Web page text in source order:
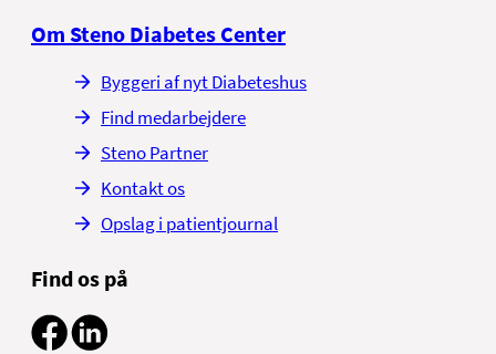
NordDanmarks EU-kontor om at tiltrække
internationale projekter og forskning til
Danmark.
Et eksempel er Joint Action digitally-
(JADECARE), som består af 31 forskellige
sundhedsaktører fra 19 europæiske lande,
hvor alle har forskellige ekspertiser i
digitalisering.
Om Steno Diabetes Center
Byggeri af nyt Diabeteshus
Find medarbejdere
Steno Partner
Kontakt os
Opslag i patientjournal
Find os på